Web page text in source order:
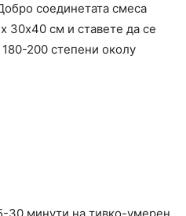
соединетата смеса
30х40 см и ставете да се
200 степени околу